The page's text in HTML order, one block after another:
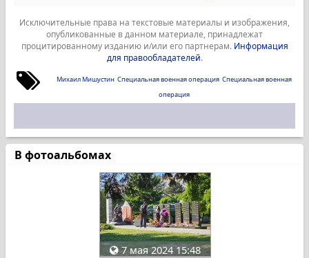
Исключительные права на текстовые материалы и изображения,
опубликованные в данном материале, принадлежат
процитированному изданию и/или его партнерам. Информация
для правообладателей.
Михаил Мишустин Специальная военная операция Специальная военная
операция
В фотоальбомах
7 мая 2024 15:48